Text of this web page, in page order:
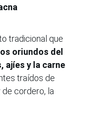
tradicional que
oriundos del
ajíes y la carne
traídos de
cordero, la